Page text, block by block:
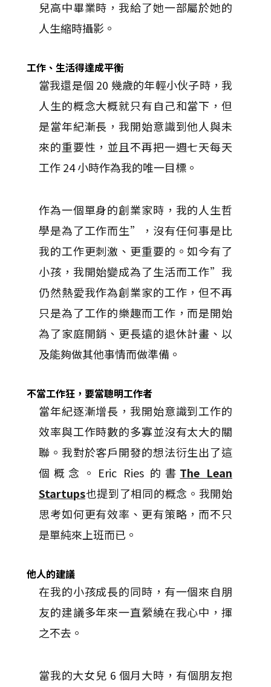
兒高中畢業時，我給了她一部屬於她的
人生縮時攝影。
工作、生活得達成平衡
當我還是個 20 幾歲的年輕小伙子時，我
人生的概念大概就只有自己和當下，但
是當年紀漸長，我開始意識到他人與未
來的重要性，並且不再把一週七天每天
工作 24 小時作為我的唯一目標。
作為一個單身的創業家時，我的人生哲
學是為了工作而生”，沒有任何事是比
我的工作更刺激、更重要的。如今有了
小孩，我開始變成為了生活而工作”我
仍然熱愛我作為創業家的工作，但不再
只是為了工作的樂趣而工作，而是開始
為了家庭開銷、更長遠的退休計畫、以
及能夠做其他事情而做準備。
不當工作狂，要當聰明工作者
當年紀逐漸增長，我開始意識到工作的
效率與工作時數的多寡並沒有太大的關
聯。我對於客戶開發的想法衍生出了這
個概念。Eric Ries 的書 The Lean
Startups也提到了相同的概念。我開始
思考如何更有效率、更有策略，而不只
是單純來上班而已。
他人的建議
在我的小孩成長的同時，有一個來自朋
友的建議多年來一直縈繞在我心中，揮
之不去。
當我的大女兒 6 個月大時，有個朋友抱